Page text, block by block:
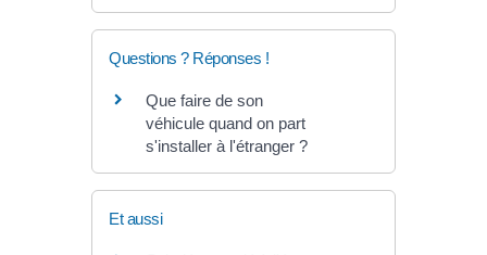
Questions ? Réponses !
Que faire de son
véhicule quand on part
s'installer à l'étranger ?
Et aussi